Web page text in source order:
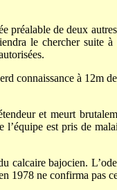
préalable de deux
le chercher suite à
connaissance à 12m
et meurt
est pris de
calcaire bajocien.
1978 ne confirma pas